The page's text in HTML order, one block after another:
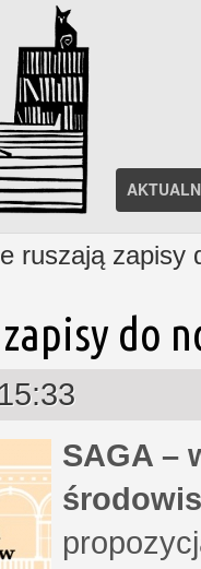
ruszają zapisy
do
SAGA –